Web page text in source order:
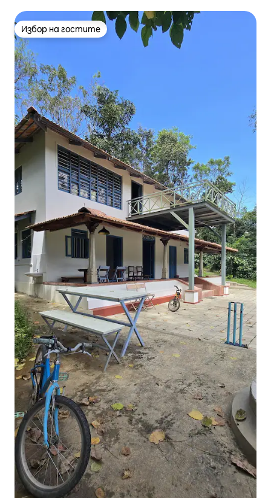
Избор на гостите
Избор на гостите